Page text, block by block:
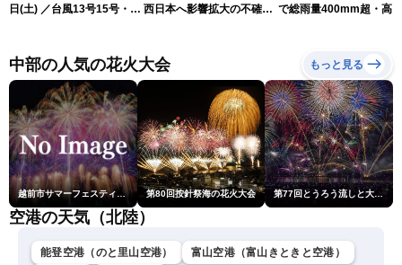
日(土) ／台風13号15号・ゲ
ニュースLiVEイブニング・
小川千奈／芳野達郎〉
西日本へ影響拡大の不確実 で総雨量400mm超・高波
中部の人気の花火大会 もっと見る
越前市サマーフェスティバル花火大会 第80回按針祭海の花火大会
空港の天気（北陸）
能登空港（のと里山空港）
富山空港（富山きときと空港）